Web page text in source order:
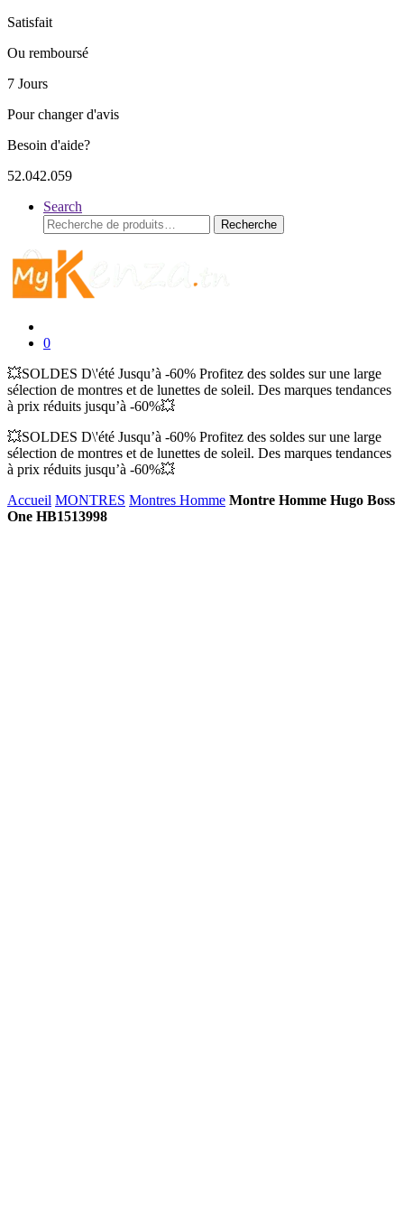
Satisfait
Ou remboursé
7 Jours
Pour changer d'avis
Besoin d'aide?
52.042.059
Search
Recherche
pour :
Recherche
0
💥SOLDES D\'été Jusqu’à -60% Profitez des soldes sur une large
sélection de montres et de lunettes de soleil. Des marques tendances
à prix réduits jusqu’à -60%💥
💥SOLDES D\'été Jusqu’à -60% Profitez des soldes sur une large
sélection de montres et de lunettes de soleil. Des marques tendances
à prix réduits jusqu’à -60%💥
Accueil MONTRES Montres Homme Montre Homme Hugo Boss
One HB1513998